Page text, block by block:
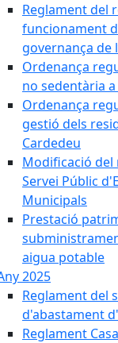
Reglament del
funcionament
governança de
Ordenança
no sedentària
Ordenança
gestió dels
Cardedeu
Modificació
Servei Públic
Municipals
Prestació
aigua potable
2025
Reglament del
d'abastament
Reglament